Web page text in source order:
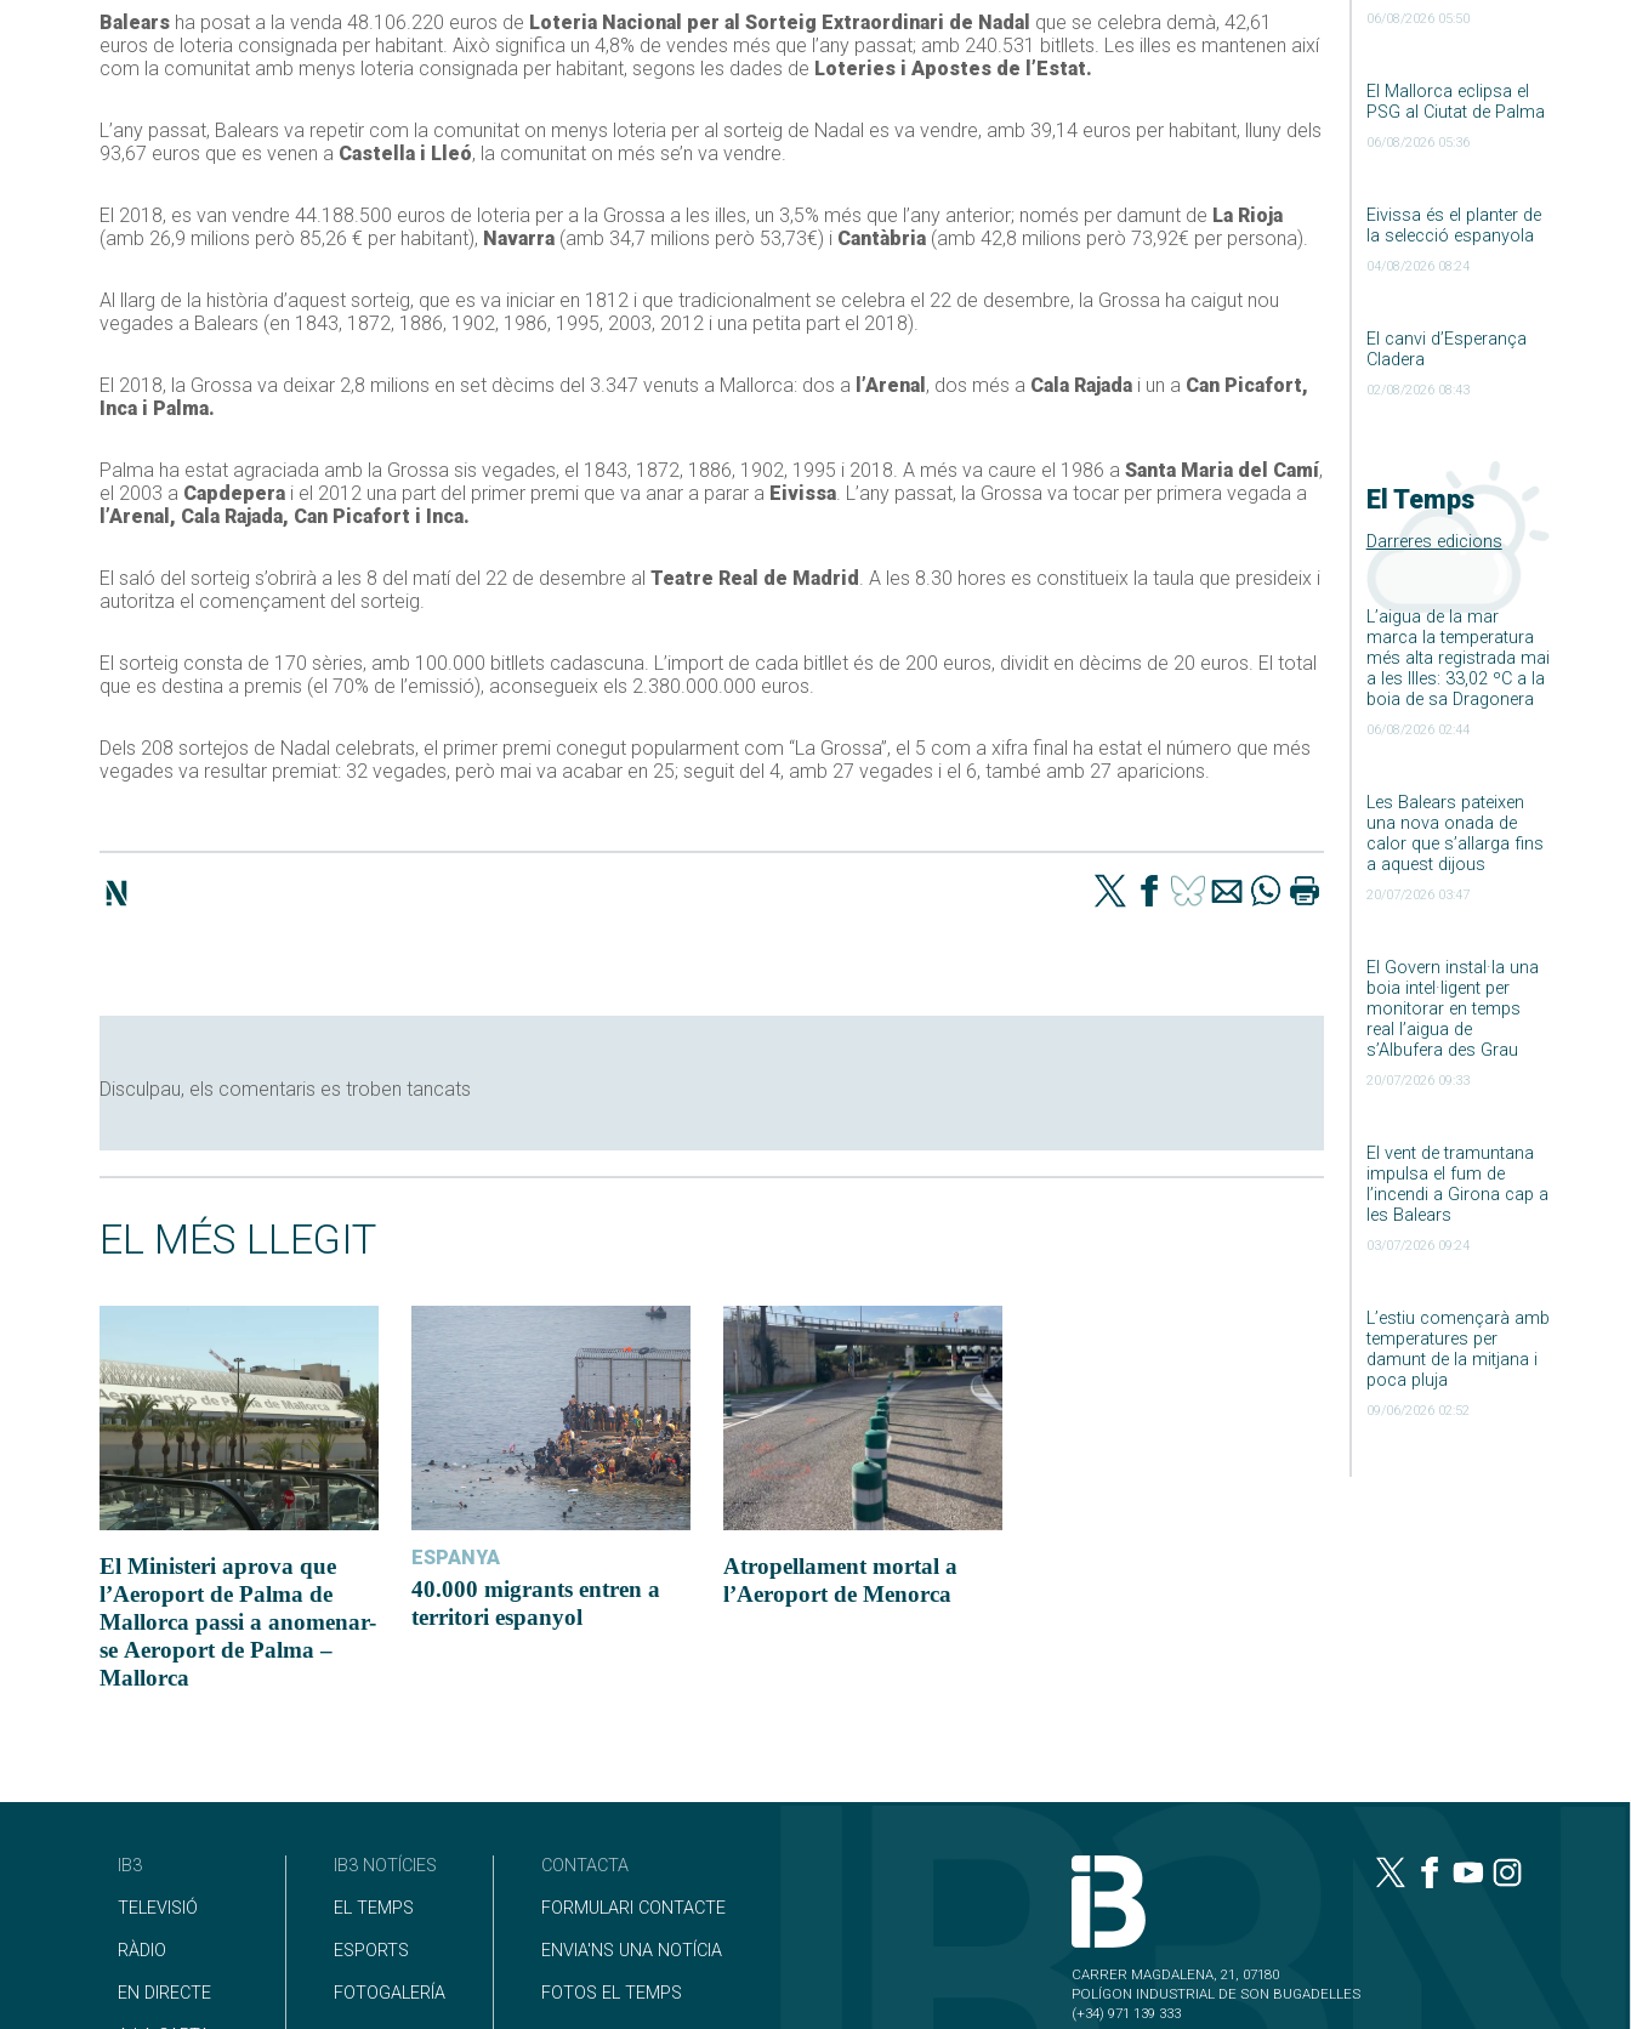
06/08/2026 05:50
El Mallorca eclipsa el
PSG al Ciutat de Palma
06/08/2026 05:36
Eivissa és el planter de
la selecció espanyola
04/08/2026 08:24
El canvi d’Esperança
Cladera
02/08/2026 08:43
El Temps
Darreres edicions
L’aigua de la mar
marca la temperatura
més alta registrada mai
a les Illes: 33,02 ºC a la
boia de sa Dragonera
06/08/2026 02:44
Les Balears pateixen
una nova onada de
calor que s’allarga fins
a aquest dijous
20/07/2026 03:47
El Govern instal·la una
boia intel·ligent per
monitorar en temps
real l’aigua de
s’Albufera des Grau
20/07/2026 09:33
El vent de tramuntana
impulsa el fum de
l’incendi a Girona cap a
les Balears
03/07/2026 09:24
L’estiu començarà amb
temperatures per
damunt de la mitjana i
poca pluja
09/06/2026 02:52
Desconvocada la vaga
Balears ha posat a la venda 48.106.220 euros de Loteria Nacional per al Sorteig Extraordinari de Nadal que se celebra demà, 42,61
euros de loteria consignada per habitant. Això significa un 4,8% de vendes més que l’any passat; amb 240.531 bitllets. Les illes es mantenen així
com la comunitat amb menys loteria consignada per habitant, segons les dades de Loteries i Apostes de l’Estat.
L’any passat, Balears va repetir com la comunitat on menys loteria per al sorteig de Nadal es va vendre, amb 39,14 euros per habitant, lluny dels
93,67 euros que es venen a Castella i Lleó, la comunitat on més se’n va vendre.
El 2018, es van vendre 44.188.500 euros de loteria per a la Grossa a les illes, un 3,5% més que l’any anterior; només per damunt de La Rioja
(amb 26,9 milions però 85,26 € per habitant), Navarra (amb 34,7 milions però 53,73€) i Cantàbria (amb 42,8 milions però 73,92€ per persona).
Al llarg de la història d’aquest sorteig, que es va iniciar en 1812 i que tradicionalment se celebra el 22 de desembre, la Grossa ha caigut nou
vegades a Balears (en 1843, 1872, 1886, 1902, 1986, 1995, 2003, 2012 i una petita part el 2018).
El 2018, la Grossa va deixar 2,8 milions en set dècims del 3.347 venuts a Mallorca: dos a l’Arenal , dos més a Cala Rajada i un a Can Picafort,
Inca i Palma.
Palma ha estat agraciada amb la Grossa sis vegades, el 1843, 1872, 1886, 1902, 1995 i 2018. A més va caure el 1986 a Santa Maria del Camí,
el 2003 a Capdepera i el 2012 una part del primer premi que va anar a parar a Eivissa. L’any passat, la Grossa va tocar per primera vegada a
l’Arenal, Cala Rajada, Can Picafort i Inca.
El saló del sorteig s’obrirà a les 8 del matí del 22 de desembre al Teatre Real de Madrid . A les 8.30 hores es constitueix la taula que presideix i
autoritza el començament del sorteig.
El sorteig consta de 170 sèries, amb 100.000 bitllets cadascuna. L’import de cada bitllet és de 200 euros, dividit en dècims de 20 euros. El total
que es destina a premis (el 70% de l’emissió), aconsegueix els 2.380.000.000 euros.
Dels 208 sortejos de Nadal celebrats, el primer premi conegut popularment com “La Grossa”, el 5 com a xifra final ha estat el número que més
vegades va resultar premiat: 32 vegades, però mai va acabar en 25; seguit del 4, amb 27 vegades i el 6, també amb 27 aparicions.
Disculpau, els comentaris es troben tancats
EL MÉS LLEGIT
El Ministeri aprova que
l’Aeroport de Palma de
Mallorca passi a anomenar-
se Aeroport de Palma –
Mallorca
ESPANYA
40.000 migrants entren a
territori espanyol
Atropellament mortal a
l’Aeroport de Menorca